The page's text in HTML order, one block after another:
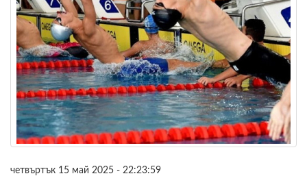
четвъртък 15 май 2025 - 22:23:59